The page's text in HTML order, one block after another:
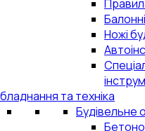
Ножі
та техніка
Будівельне